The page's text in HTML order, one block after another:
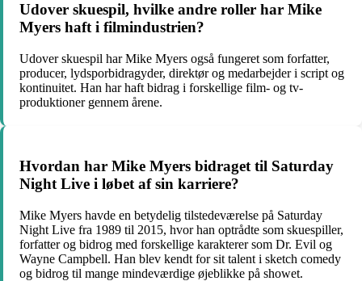
Udover skuespil, hvilke andre roller har Mike
Myers haft i filmindustrien?
Udover skuespil har Mike Myers også fungeret som forfatter,
producer, lydsporbidragyder, direktør og medarbejder i script og
kontinuitet. Han har haft bidrag i forskellige film- og tv-
produktioner gennem årene.
Hvordan har Mike Myers bidraget til Saturday
Night Live i løbet af sin karriere?
Mike Myers havde en betydelig tilstedeværelse på Saturday
Night Live fra 1989 til 2015, hvor han optrådte som skuespiller,
forfatter og bidrog med forskellige karakterer som Dr. Evil og
Wayne Campbell. Han blev kendt for sit talent i sketch comedy
og bidrog til mange mindeværdige øjeblikke på showet.